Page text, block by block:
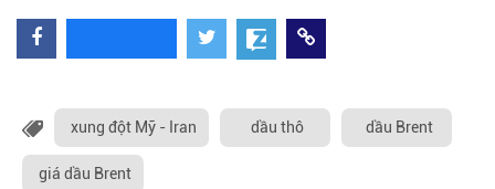
xung đột Mỹ - Iran dầu thô dầu Brent
giá dầu Brent